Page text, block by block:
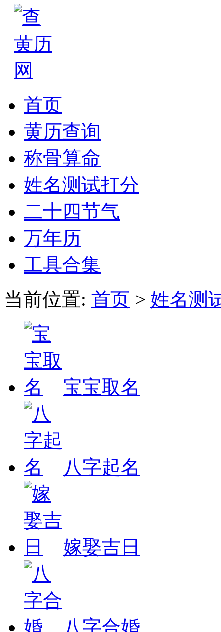
首页
黄历查询
称骨算命
姓名测试打分
二十四节气
万年历
工具合集
当前位置: 首页 > 姓名测
宝宝取名
八字起名
嫁娶吉日
八字合婚